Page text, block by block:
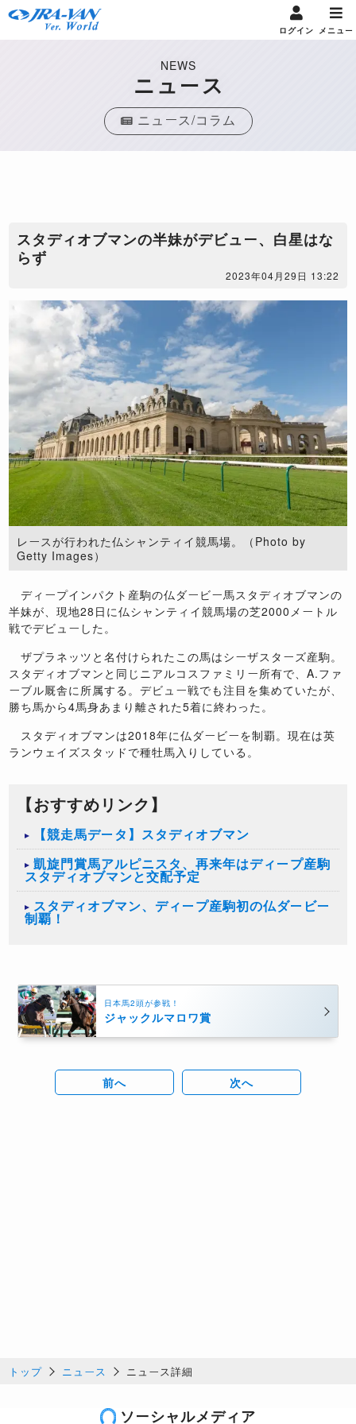
ログイン メニュー
NEWS
ニュース
ニュース/コラム
スタディオブマンの半妹がデビュー、白星はな
らず
2023年04月29日 13:22
レースが行われた仏シャンティイ競馬場。（Photo by
Getty Images）
ディープインパクト産駒の仏ダービー馬スタディオブマンの
半妹が、現地28日に仏シャンティイ競馬場の芝2000メートル
戦でデビューした。
ザプラネッツと名付けられたこの馬はシーザスターズ産駒。
スタディオブマンと同じニアルコスファミリー所有で、A.ファ
ーブル厩舎に所属する。デビュー戦でも注目を集めていたが、
勝ち馬から4馬身あまり離された5着に終わった。
スタディオブマンは2018年に仏ダービーを制覇。現在は英
ランウェイズスタッドで種牡馬入りしている。
【おすすめリンク】
【競走馬データ】スタディオブマン
凱旋門賞馬アルピニスタ、再来年はディープ産駒
スタディオブマンと交配予定
スタディオブマン、ディープ産駒初の仏ダービー
制覇！
日本馬2頭が参戦！
ジャックルマロワ賞
前へ 次へ
トップ ニュース ニュース詳細
ソーシャルメディア